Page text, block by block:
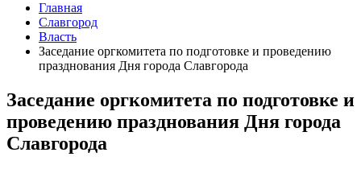
Главная
Славгород
Власть
Заседание оргкомитета по подготовке и проведению
празднования Дня города Славгорода
Заседание оргкомитета по подготовке и
проведению празднования Дня города
Славгорода